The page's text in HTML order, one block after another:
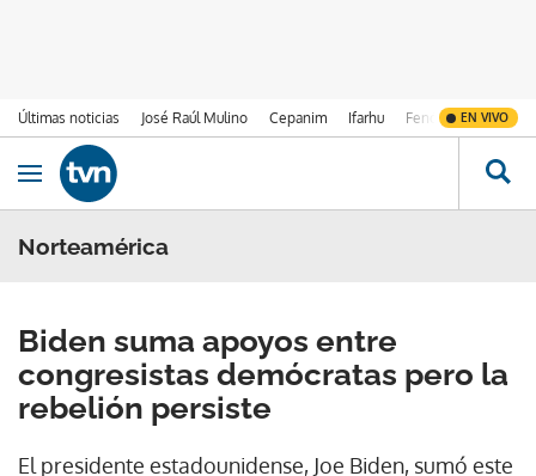
Últimas noticias José Raúl Mulino Cepanim Ifarhu Fenómeno de El
EN VIVO
Ir al contenido
Obrir navegació
Norteamérica
Biden suma apoyos entre
congresistas demócratas pero la
rebelión persiste
El presidente estadounidense, Joe Biden, sumó este